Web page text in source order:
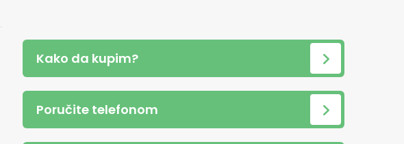
Kako da kupim?
Poručite telefonom